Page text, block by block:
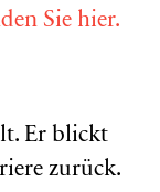
Sie hier.
Er blickt
zurück.